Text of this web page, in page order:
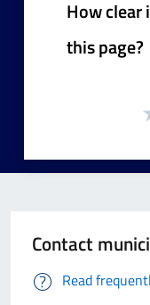
How
this page?
Contact
Read